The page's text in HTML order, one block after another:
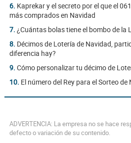
6. Kaprekar y el secreto por el que el
más comprados en Navidad
7. ¿Cuántas bolas tiene el bombo de la
8. Décimos de Lotería de Navidad,
diferencia hay?
9. Cómo personalizar tu décimo de
10. El número del Rey para el Sorteo de
ADVERTENCIA: La empresa no se hace
defecto o variación de su contenido.